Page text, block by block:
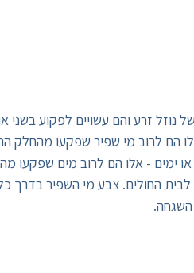
נוזל זרע והם עשויים לפקוע בשני
הם לרוב מי שפיר שפקעו מהחלק
ימים - אלו הם לרוב מים שפקעו
החולים. צבע מי השפיר בדרך